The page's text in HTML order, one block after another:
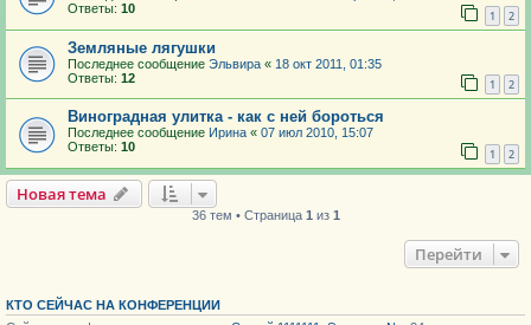
Ответы: 10 1 2
Земляные лягушки
Последнее сообщение Эльвира « 18 окт 2011, 01:35
Ответы: 12 1 2
Виноградная улитка - как с ней бороться
Последнее сообщение Ирина « 07 июл 2010, 15:07
Ответы: 10 1 2
Новая тема
36 тем • Страница 1 из 1
Перейти
КТО СЕЙЧАС НА КОНФЕРЕНЦИИ